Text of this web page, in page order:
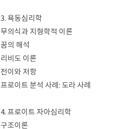
3. 욕동심리학
무의식과 지형학적 이론
꿈의 해석
리비도 이론
전이와 저항
프로이트 분석 사례: 도라 사례
4. 프로이트 자아심리학
구조이론